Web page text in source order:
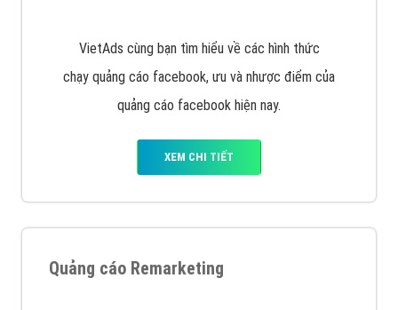
Google Ads là hình thức quảng cáo của Google được
tài trợ có chữ Ad gồm 4 ví trí trên cùng và 3 vị trí